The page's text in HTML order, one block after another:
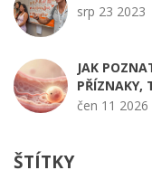
srp 23 2023
JAK
PŘÍZNAKY,
čen 11 2026
ŠTÍTKY